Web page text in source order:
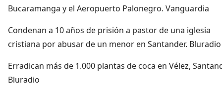
Bucaramanga y el Aeropuerto Palonegro. Vanguardia
Condenan a 10 años de prisión a pastor de una iglesia
cristiana por abusar de un menor en Santander. Bluradio
Erradican más de 1.000 plantas de coca en Vélez,
Bluradio